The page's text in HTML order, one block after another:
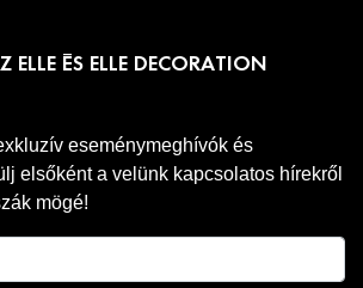
ELLE ÉS ELLE DECORATION
eseménymeghívók és
elsőként a velünk kapcsolatos hírekről
mögé!